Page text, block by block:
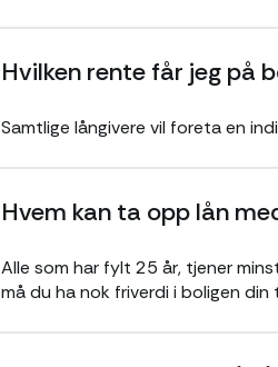
Hvilken rente får jeg på
Samtlige långivere vil foreta en
Hvem kan ta opp lån
Alle som har fylt 25 år, tjener
må du ha nok friverdi i boligen